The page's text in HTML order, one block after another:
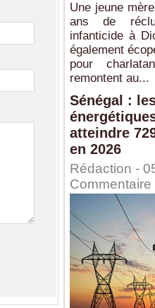
Une jeune
ans de
infanticide à
également
pour
remontent au...
Sénégal :
atteindre
en 2026
Rédaction -
Commentaire